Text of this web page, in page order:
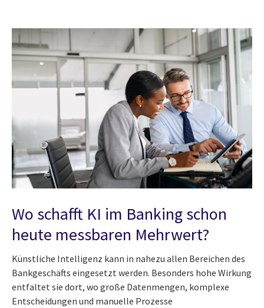
Wo schafft KI im Banking schon
heute messbaren Mehrwert?
Künstliche Intelligenz kann in nahezu allen Bereichen des
Bankgeschäfts eingesetzt werden. Besonders hohe Wirkung
entfaltet sie dort, wo große Datenmengen, komplexe
Entscheidungen und manuelle Prozesse